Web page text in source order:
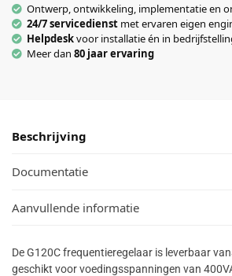
Ontwerp, ontwikkeling, implementatie en
24/7 servicedienst met ervaren eigen
Helpdeskvoor installatie én in
Meer dan 80 jaar ervaring
Beschrijving
Documentatie
Aanvullende informatie
De G120C frequentieregelaar is leverbaar
geschikt voor voedingsspanningen van